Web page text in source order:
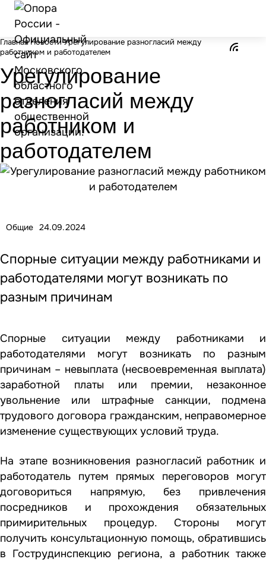
Главная Новости Урегулирование разногласий между
работником и работодателем
Урегулирование
разногласий между
работником и
работодателем
Общие 24.09.2024
Спорные ситуации между работниками и
работодателями могут возникать по
разным причинам
Спорные ситуации между работниками и
работодателями могут возникать по разным
причинам – невыплата (несвоевременная выплата)
заработной платы или премии, незаконное
увольнение или штрафные санкции, подмена
трудового договора гражданским, неправомерное
изменение существующих условий труда.
На этапе возникновения разногласий работник и
работодатель путем прямых переговоров могут
договориться напрямую, без привлечения
посредников и прохождения обязательных
примирительных процедур. Стороны могут
получить консультационную помощь, обратившись
в Гострудинспекцию региона, а работник также